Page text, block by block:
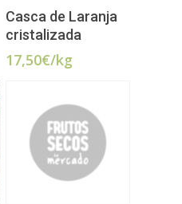
LER MAIS
Casca de Laranja
cristalizada
17,50€/kg